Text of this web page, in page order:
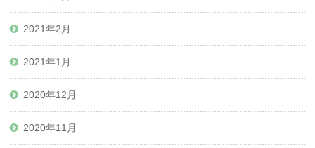
2021年2月
2021年1月
2020年12月
2020年11月